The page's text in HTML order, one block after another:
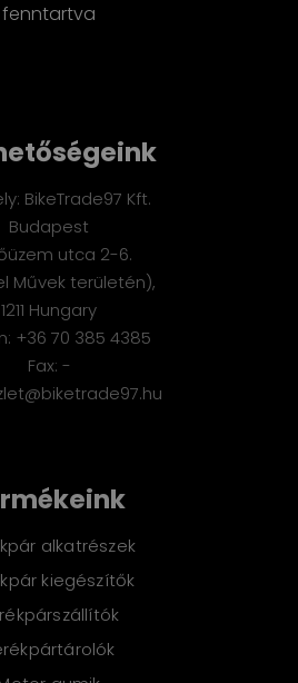
fenntartva
BikeTrade97 Kft.
Budapest
utca 2-6.
Művek területén),
1211 Hungary
+36 70 385 4385
Fax: -
alkatrészek
kiegészítők